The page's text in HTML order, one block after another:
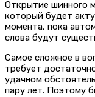
Открытие шинного
который будет
момента, пока
слова будут
Самое сложное в
требует
удачном
пару лет. Поэтому